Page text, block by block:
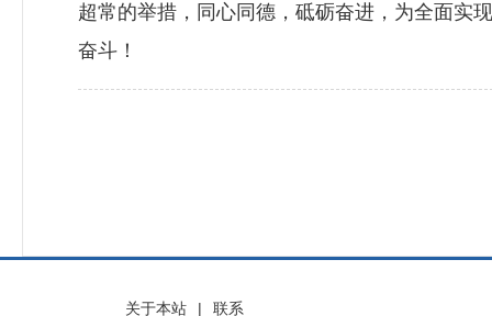
超常的举措，同心同德，砥砺奋进，为全面实
奋斗！
关于本站 |
联系